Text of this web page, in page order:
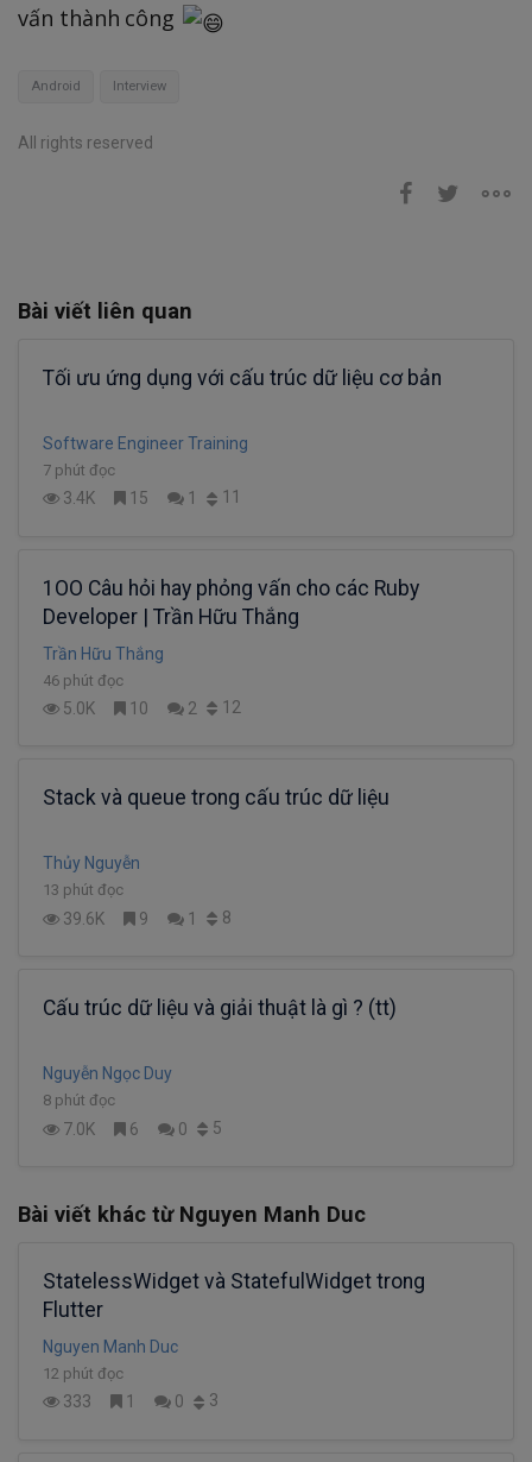
vấn thành công
Android Interview
All rights reserved
Bài viết liên quan
Tối ưu ứng dụng với cấu trúc dữ liệu cơ bản
Software Engineer Training
7 phút đọc
3.4K 15 1 11
1OO Câu hỏi hay phỏng vấn cho các Ruby
Developer | Trần Hữu Thắng
Trần Hữu Thắng
46 phút đọc
5.0K 10 2 12
Stack và queue trong cấu trúc dữ liệu
Thủy Nguyễn
13 phút đọc
39.6K 9 1 8
Cấu trúc dữ liệu và giải thuật là gì ? (tt)
Nguyễn Ngọc Duy
8 phút đọc
7.0K 6 0 5
Bài viết khác từ Nguyen Manh Duc
StatelessWidget và StatefulWidget trong
Flutter
Nguyen Manh Duc
12 phút đọc
333 1 0 3